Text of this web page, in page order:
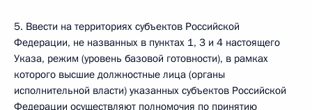
5. Ввести на территориях субъектов Российской
Федерации, не названных в пунктах 1, 3 и 4 настоящего
Указа, режим (уровень базовой готовности), в рамках
которого высшие должностные лица (органы
исполнительной власти) указанных субъектов Российской
Федерации осуществляют полномочия по принятию